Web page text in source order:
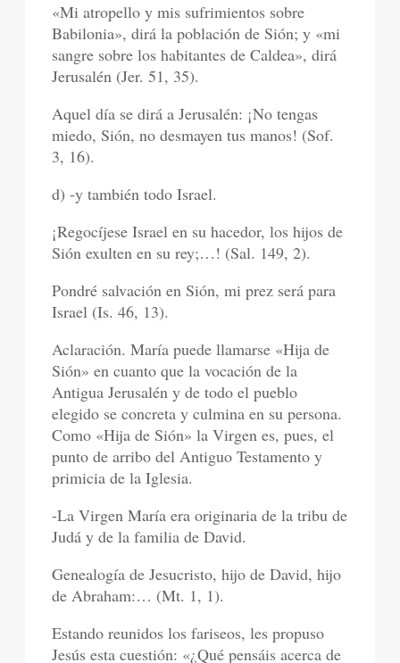
«Mi atropello y mis sufrimientos sobre
Babilonia», dirá la población de Sión; y «mi
sangre sobre los habitantes de Caldea», dirá
Jerusalén (Jer. 51, 35).
Aquel día se dirá a Jerusalén: ¡No tengas
miedo, Sión, no desmayen tus manos! (Sof.
3, 16).
d) -y también todo Israel.
¡Regocíjese Israel en su hacedor, los hijos de
Sión exulten en su rey;…! (Sal. 149, 2).
Pondré salvación en Sión, mi prez será para
Israel (Is. 46, 13).
Aclaración. María puede llamarse «Hija de
Sión» en cuanto que la vocación de la
Antigua Jerusalén y de todo el pueblo
elegido se concreta y culmina en su persona.
Como «Hija de Sión» la Virgen es, pues, el
punto de arribo del Antiguo Testamento y
primicia de la Iglesia.
-La Virgen María era originaria de la tribu de
Judá y de la familia de David.
Genealogía de Jesucristo, hijo de David, hijo
de Abraham:… (Mt. 1, 1).
Estando reunidos los fariseos, les propuso
Jesús esta cuestión: «¿Qué pensáis acerca de